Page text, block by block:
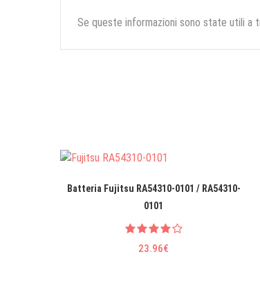
Se queste informazioni sono state utili a
Batteria Fujitsu RA54310-0101 / RA54310-
0101
23.96€